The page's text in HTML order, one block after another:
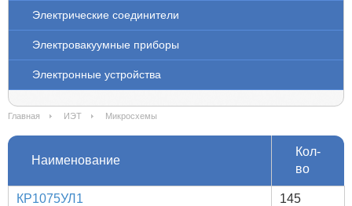
Электрические соединители
Электровакуумные приборы
Электронные устройства
Главная ИЭТ Микросхемы
Наименование
Кол-
во
КР1075УЛ1
145